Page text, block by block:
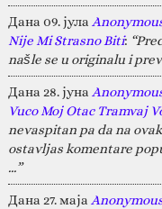
Дана 09. јула
Nije Mi Strasno Biti:
našle se u originalu i
Дана 28. јуна
Vuco Moj Otac Tramvaj
nevaspitan pa da na
ostavljas komentare
…”
Дана 27. маја